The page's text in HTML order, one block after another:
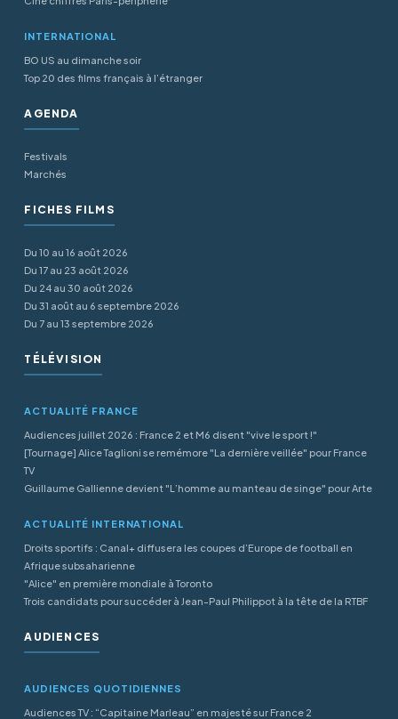
INTERNATIONAL
BO US au dimanche soir
Top 20 des films français à l’étranger
AGENDA
Festivals
Marchés
FICHES FILMS
Du 10 au 16 août 2026
Du 17 au 23 août 2026
Du 24 au 30 août 2026
Du 31 août au 6 septembre 2026
Du 7 au 13 septembre 2026
TÉLÉVISION
ACTUALITÉ FRANCE
Audiences juillet 2026 : France 2 et M6 disent "vive le sport !"
[Tournage] Alice Taglioni se remémore "La dernière veillée" pour France
TV
Guillaume Gallienne devient "L’homme au manteau de singe" pour Arte
ACTUALITÉ INTERNATIONAL
Droits sportifs : Canal+ diffusera les coupes d’Europe de football en
Afrique subsaharienne
"Alice" en première mondiale à Toronto
Trois candidats pour succéder à Jean-Paul Philippot à la tête de la RTBF
AUDIENCES
AUDIENCES QUOTIDIENNES
Audiences TV : “Capitaine Marleau” en majesté sur France 2